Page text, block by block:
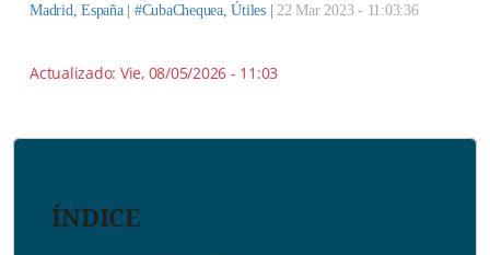
Madrid, España | #CubaChequea,Útiles | 22 Mar 2023 - 11:03:36
Actualizado: Vie, 08/05/2026 - 11:03
ÍNDICE